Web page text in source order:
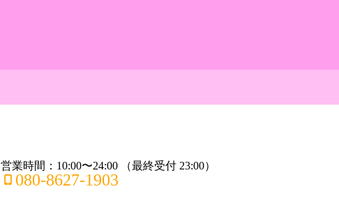
営業時間：10:00〜24:00 （最終受付 23:00）
080-8627-1903